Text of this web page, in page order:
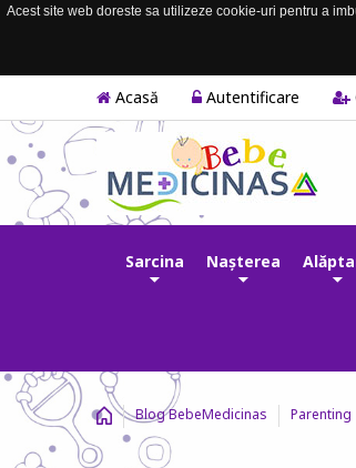
Acest site web doreste sa utilizeze cookie-uri pentru a
Acasă Autentificare
Sarcina Nașterea
Blog BebeMedicinas Parenting